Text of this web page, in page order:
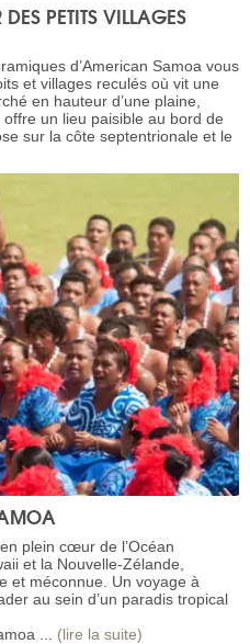
PETITS VILLAGES
d’American Samoa vous
et villages reculés où vit une
en hauteur d’une plaine,
offre un lieu paisible au bord de
sur la côte septentrionale et le
plein cœur de l’Océan
et la Nouvelle-Zélande,
et méconnue. Un voyage à
au sein d’un paradis tropical
... (lire la suite)